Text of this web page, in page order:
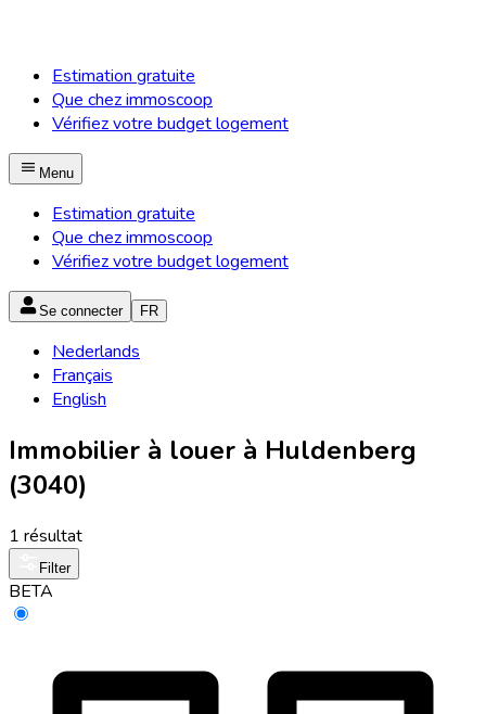
Estimation gratuite
Que chez immoscoop
Vérifiez votre budget logement
Menu
Estimation gratuite
Que chez immoscoop
Vérifiez votre budget logement
Se connecter FR
Nederlands
Français
English
Immobilier à louer à Huldenberg
(3040)
1 résultat
Filter
BETA